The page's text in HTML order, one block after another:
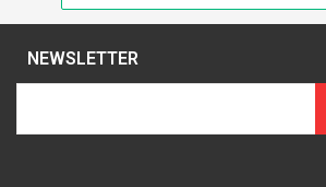
NEWSLETTER